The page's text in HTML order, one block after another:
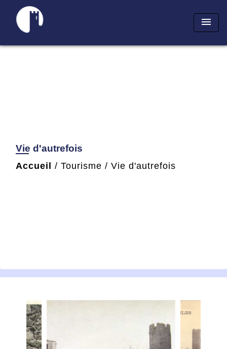
menu
Vie d'autrefois
Accueil / Tourisme / Vie d'autrefois